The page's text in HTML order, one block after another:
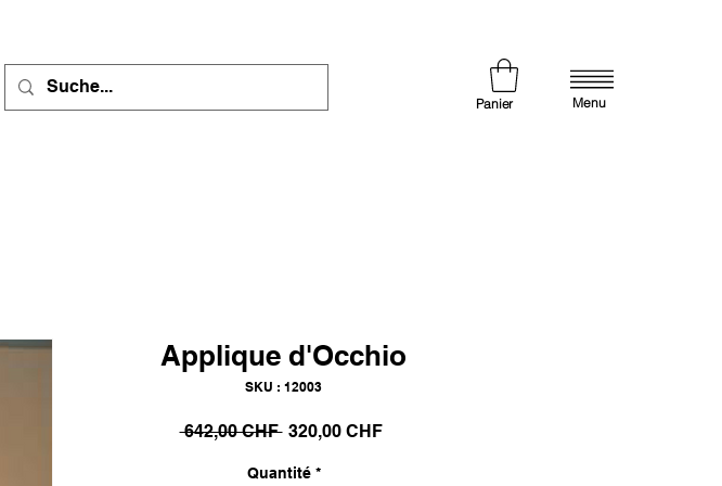
Panier Menu
Applique d'Occhio
SKU : 12003
642,00 CHF Prix
320,00 CHFPrix
Quantité *